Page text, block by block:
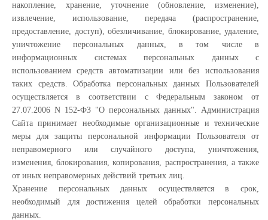
накопление, хранение, уточнение (обновление, изменение),
извлечение, использование, передача (распространение,
предоставление, доступ), обезличивание, блокирование, удаление,
уничтожение персональных данных, в том числе в
информационных системах персональных данных с
использованием средств автоматизации или без использования
таких средств. Обработка персональных данных Пользователей
осуществляется в соответствии с Федеральным законом от
27.07.2006 N 152-ФЗ "О персональных данных". Администрация
Сайта принимает необходимые организационные и технические
меры для защиты персональной информации Пользователя от
неправомерного или случайного доступа, уничтожения,
изменения, блокирования, копирования, распространения, а также
от иных неправомерных действий третьих лиц.
Хранение персональных данных осуществляется в срок,
необходимый для достижения целей обработки персональных
данных.